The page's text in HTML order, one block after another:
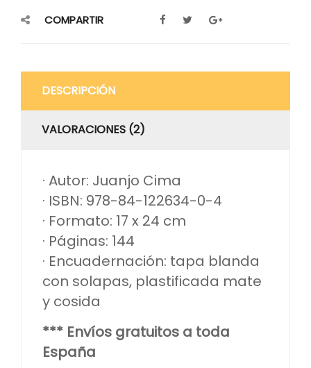
COMPARTIR
DESCRIPCIÓN
VALORACIONES (2)
· Autor: Juanjo Cima
· ISBN: 978-84-122634-0-4
· Formato: 17 x 24 cm
· Páginas: 144
· Encuadernación: tapa blanda
con solapas, plastificada mate
y cosida
*** Envíos gratuitos a toda
España